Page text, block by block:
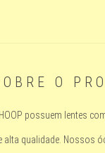
O
possuem lentes
alta qualidade. Nossos